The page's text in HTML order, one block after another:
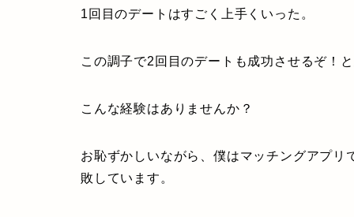
1回目のデートはすごく上手くいった。
この調子で2回目のデートも成功させるぞ！
こんな経験はありませんか？
お恥ずかしいながら、僕はマッチングアプ
敗しています。